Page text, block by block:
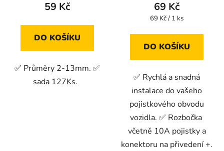
59 Kč
DO KOŠÍKU
✅ Průměry 2-13mm. ✅
sada 127Ks.
69 Kč
Měrná
69 Kč / 1 ks
DO KOŠÍKU
✅ Rychlá a snadná
instalace do vašeho
pojistkového obvodu
vozidla. ✅ Rozbočka
včetně 10A pojistky a
konektoru na přivedení +.